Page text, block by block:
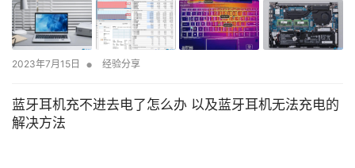
2023年7月15日 • 经验分享
蓝牙耳机充不进去电了怎么办 以及蓝牙耳机无法充电的
解决方法